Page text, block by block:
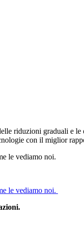
riduzioni graduali e
con il miglior
le vediamo noi.
le vediamo noi.